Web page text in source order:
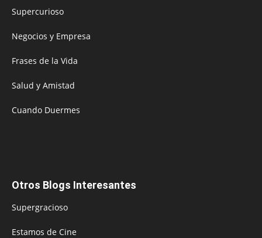
Supercurioso
Negocios y Empresa
Frases de la Vida
Salud y Amistad
Cuando Duermes
Otros Blogs Interesantes
Supergracioso
Estamos de Cine